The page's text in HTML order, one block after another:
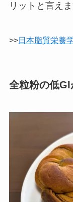
リットと言えま
>>日本脂質栄養
全粒粉の低